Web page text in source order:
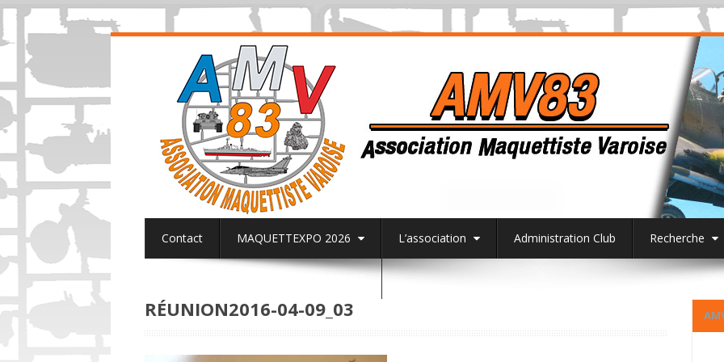
Contact MAQUETTEXPO 2026 L’association Administration Club Recherche
RÉUNION2016-04-09_03